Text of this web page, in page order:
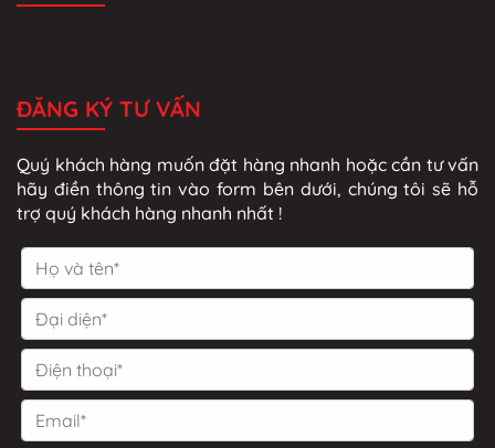
ĐĂNG KÝ TƯ VẤN
Quý khách hàng muốn đặt hàng nhanh hoặc cần tư vấn
hãy điền thông tin vào form bên dưới, chúng tôi sẽ hỗ
trợ quý khách hàng nhanh nhất !